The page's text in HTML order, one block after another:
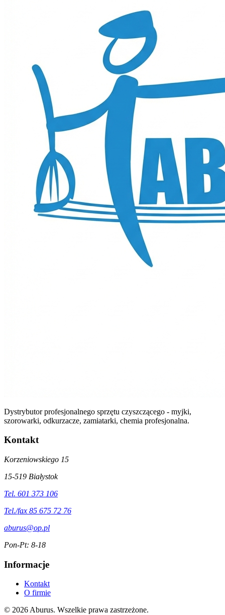
Dystrybutor profesjonalnego sprzętu czyszczącego - myjki,
szorowarki, odkurzacze, zamiatarki, chemia profesjonalna.
Kontakt
Korzeniowskiego 15
15-519 Białystok
Tel. 601 373 106
Tel./fax 85 675 72 76
aburus@op.pl
Pon-Pt: 8-18
Informacje
Kontakt
O firmie
© 2026 Aburus. Wszelkie prawa zastrzeżone.